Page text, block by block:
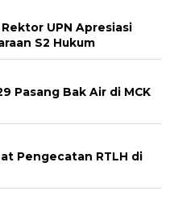
UPN Apresiasi
S2 Hukum
Pasang Bak Air di MCK
Pengecatan RTLH di